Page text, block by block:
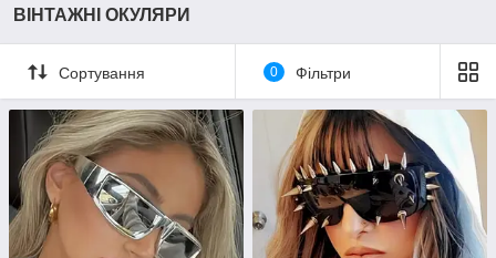
ВІНТАЖНІ ОКУЛЯРИ
Сортування 0 Фільтри